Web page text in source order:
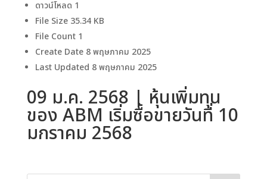
ดาวน์โหลด 1
File Size 35.34 KB
File Count 1
Create Date 8 พฤษภาคม 2025
Last Updated 8 พฤษภาคม 2025
09 ม.ค. 2568 | หุ้นเพิ่มทุน
ของ ABM เริ่มซื้อขายวันที่ 10
มกราคม 2568